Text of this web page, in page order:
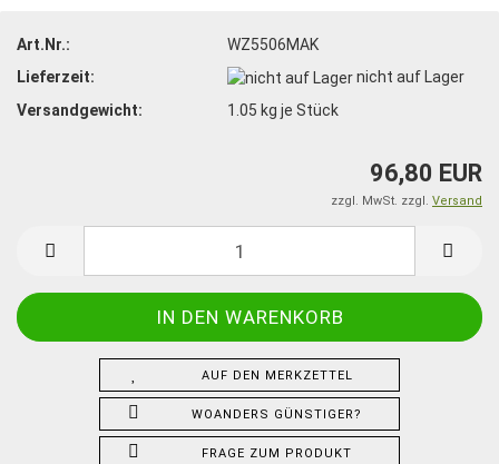
Art.Nr.:
WZ5506MAK
Lieferzeit:
nicht auf Lager
Versandgewicht:
1.05 kg je Stück
96,80 EUR
zzgl. MwSt. zzgl. Versand
AUF DEN MERKZETTEL
WOANDERS GÜNSTIGER?
FRAGE ZUM PRODUKT